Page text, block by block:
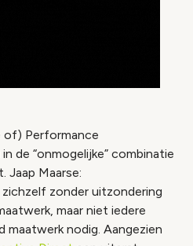
of) Performance
de “onmogelijke” combinatie
Jaap Maarse:
zonder uitzondering
maar niet iedere
nodig. Aangezien